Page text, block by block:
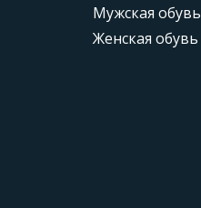
Мужская обувь
Женская обувь